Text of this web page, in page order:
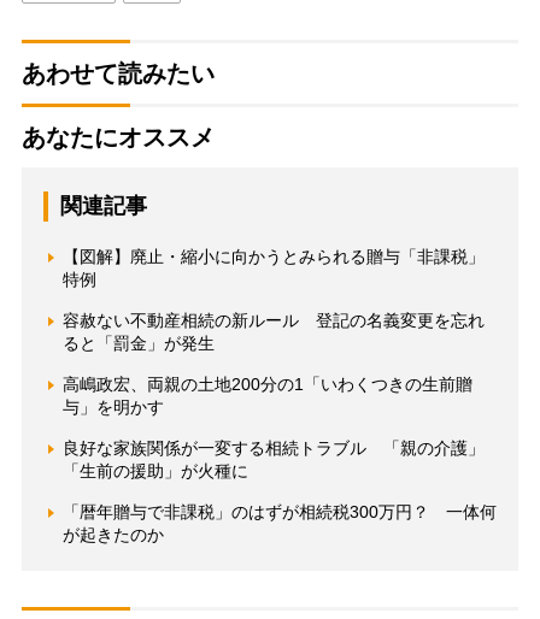
あわせて読みたい
あなたにオススメ
関連記事
【図解】廃止・縮小に向かうとみられる贈与「非課税」
特例
容赦ない不動産相続の新ルール 登記の名義変更を忘れ
ると「罰金」が発生
高嶋政宏、両親の土地200分の1「いわくつきの生前贈
与」を明かす
良好な家族関係が一変する相続トラブル 「親の介護」
「生前の援助」が火種に
「暦年贈与で非課税」のはずが相続税300万円？ 一体何
が起きたのか